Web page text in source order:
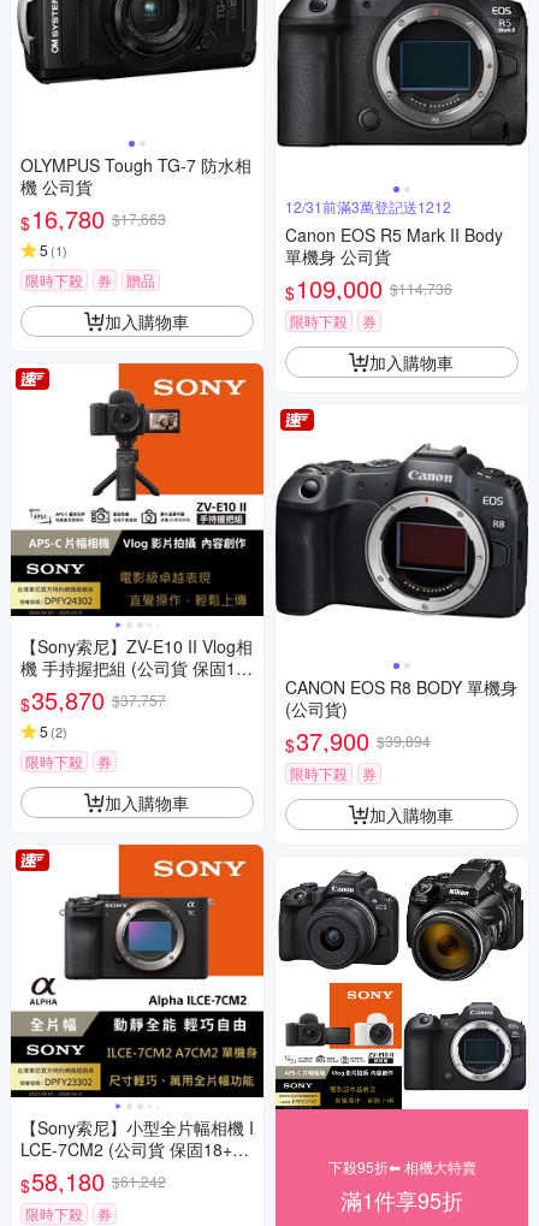
OLYMPUS Tough TG-7 防水相
機 公司貨
$16,780 $17,663
5 (1)
限時下殺 券 贈品
加入購物車
【Sony索尼】ZV-E10 II Vlog相
機 手持握把組 (公司貨 保固18
+6個月)
$35,870 $37,757
5 (2)
限時下殺 券
加入購物車
【Sony索尼】小型全片幅相機 I
LCE-7CM2 (公司貨 保固18+6
個月)
$58,180 $61,242
限時下殺
券
12/31前滿3萬登記送1212
Canon EOS R5 Mark II Body
單機身 公司貨
$109,000 $114,736
限時下殺
券
加入購物車
CANON EOS R8 BODY 單機身
(公司貨)
$37,900 $39,894
限時下殺
券
加入購物車
下殺95折⬅︎ 相機大特賣
滿1件享95折